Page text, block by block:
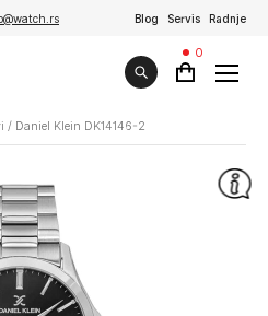
Blog Servis Radnje
0
/ Daniel Klein DK14146-2